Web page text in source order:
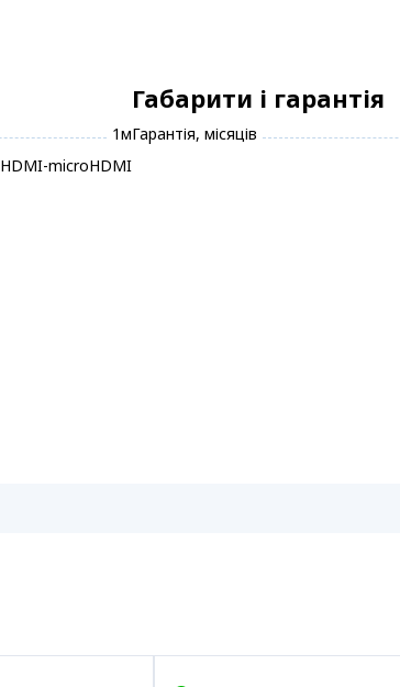
1м
HDMI-microHDMI
Габарити і гарантія
Гарантія, місяців